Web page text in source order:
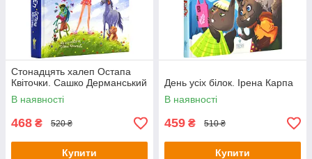
Стонадцять халеп Остапа
Квіточки. Сашко Дерманський
В наявності
468 ₴ 520 ₴
Купити
День усіх білок. Ірена Карпа
В наявності
459 ₴ 510 ₴
Купити